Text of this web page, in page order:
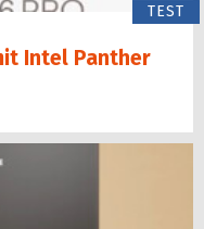
TEST
Intel Panther